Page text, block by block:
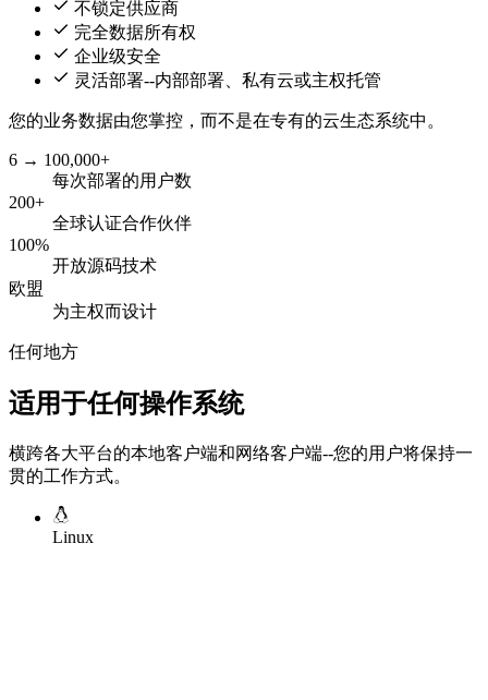
不锁定供应商
完全数据所有权
企业级安全
灵活部署--内部部署、私有云或主权托管
您的业务数据由您掌控，而不是在专有的云生态系统中。
6 → 100,000+
每次部署的用户数
200+
全球认证合作伙伴
100%
开放源码技术
欧盟
为主权而设计
任何地方
适用于任何操作系统
横跨各大平台的本地客户端和网络客户端--您的用户将保持一
贯的工作方式。
Linux